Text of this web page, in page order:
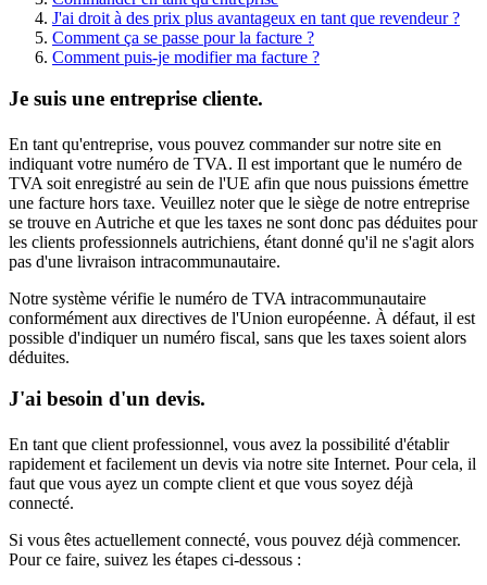
J'ai droit à des prix plus avantageux en tant que revendeur ?
Comment ça se passe pour la facture ?
Comment puis-je modifier ma facture ?
Je suis une entreprise cliente.
En tant qu'entreprise, vous pouvez commander sur notre site en
indiquant votre numéro de TVA. Il est important que le numéro de
TVA soit enregistré au sein de l'UE afin que nous puissions émettre
une facture hors taxe. Veuillez noter que le siège de notre entreprise
se trouve en Autriche et que les taxes ne sont donc pas déduites pour
les clients professionnels autrichiens, étant donné qu'il ne s'agit alors
pas d'une livraison intracommunautaire.
Notre système vérifie le numéro de TVA intracommunautaire
conformément aux directives de l'Union européenne. À défaut, il est
possible d'indiquer un numéro fiscal, sans que les taxes soient alors
déduites.
J'ai besoin d'un devis.
En tant que client professionnel, vous avez la possibilité d'établir
rapidement et facilement un devis via notre site Internet. Pour cela, il
faut que vous ayez un compte client et que vous soyez déjà
connecté.
Si vous êtes actuellement connecté, vous pouvez déjà commencer.
Pour ce faire, suivez les étapes ci-dessous :